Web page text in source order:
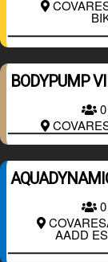
BODYPUMP
0
0
AADD